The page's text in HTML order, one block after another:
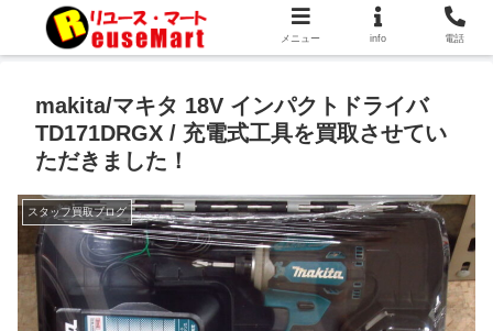
makita/マキタ 18V インパクトドライバ
TD171DRGX / 充電式工具を買取させてい
ただきました！
スタッフ買取ブログ
メニュー info 電話